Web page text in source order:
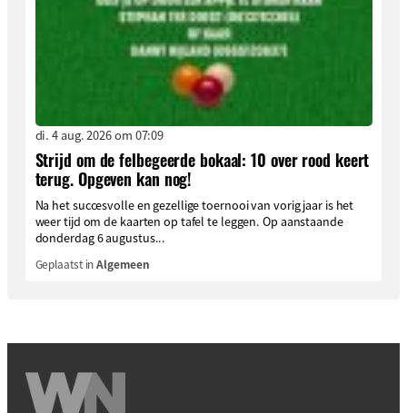
di. 4 aug. 2026 om 07:09
Strijd om de felbegeerde bokaal: 10 over rood keert
terug. Opgeven kan nog!
Na het succesvolle en gezellige toernooi van vorig jaar is het
weer tijd om de kaarten op tafel te leggen. Op aanstaande
donderdag 6 augustus...
Geplaatst inAlgemeen